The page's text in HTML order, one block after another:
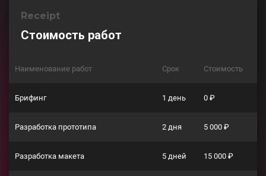
Receipt
Стоимость работ
Наименование работ Срок Стоимость
Брифинг 1 день 0 ₽
Разработка прототипа 2 дня 5 000 ₽
Разработка макета 5 дней 15 000 ₽